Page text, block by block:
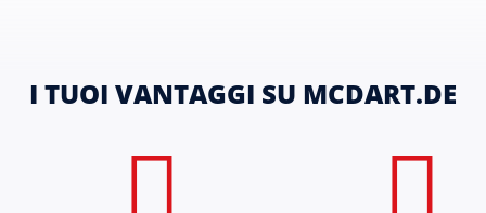
I TUOI VANTAGGI SU MCDART.DE